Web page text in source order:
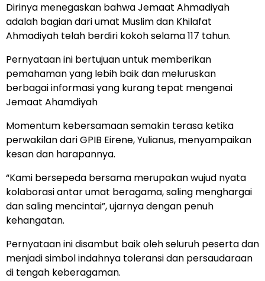
Dirinya menegaskan bahwa Jemaat Ahmadiyah
adalah bagian dari umat Muslim dan Khilafat
Ahmadiyah telah berdiri kokoh selama 117 tahun.
Pernyataan ini bertujuan untuk memberikan
pemahaman yang lebih baik dan meluruskan
berbagai informasi yang kurang tepat mengenai
Jemaat Ahamdiyah
Momentum kebersamaan semakin terasa ketika
perwakilan dari GPIB Eirene, Yulianus, menyampaikan
kesan dan harapannya.
“Kami bersepeda bersama merupakan wujud nyata
kolaborasi antar umat beragama, saling menghargai
dan saling mencintai”, ujarnya dengan penuh
kehangatan.
Pernyataan ini disambut baik oleh seluruh peserta dan
menjadi simbol indahnya toleransi dan persaudaraan
di tengah keberagaman.